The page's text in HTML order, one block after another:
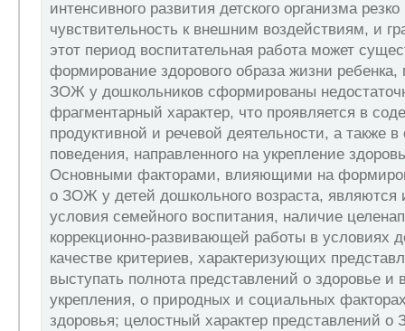
интенсивного развития детского организма
чувствительность к внешним воздействиям, и
этот период воспитательная работа может
формирование здорового образа жизни ребенка,
ЗОЖ у дошкольников сформированы
фрагментарный характер, что проявляется в
продуктивной и речевой деятельности, а также в
поведения, направленного на укрепление
Основными факторами, влияющими на
о ЗОЖ у детей дошкольного возраста, являются
условия семейного воспитания, наличие
коррекционно-развивающей работы в условиях
качестве критериев, характеризующих
выступать полнота представлений о здоровье и
укрепления, о природных и социальных
здоровья; целостный характер представлений